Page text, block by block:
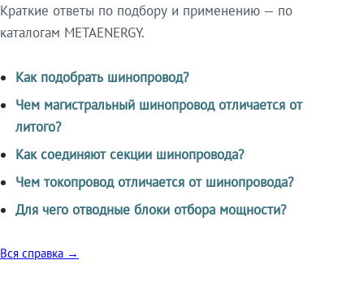
Краткие ответы по подбору и применению — по
каталогам METAENERGY.
Как подобрать шинопровод?
Чем магистральный шинопровод отличается от
литого?
Как соединяют секции шинопровода?
Чем токопровод отличается от шинопровода?
Для чего отводные блоки отбора мощности?
Вся справка →